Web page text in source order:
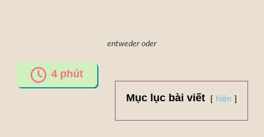
entweder oder
4 phút
Mục lục bài viết hiện